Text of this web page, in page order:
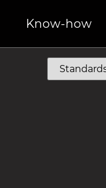
Know-how